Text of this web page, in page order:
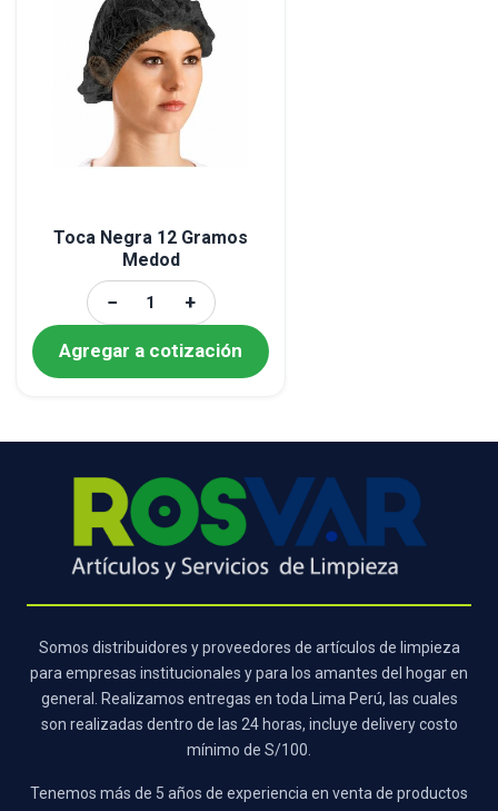
Toca Negra 12 Gramos
Medod
− +
Agregar a cotización
Somos distribuidores y proveedores de artículos de limpieza
para empresas institucionales y para los amantes del hogar en
general. Realizamos entregas en toda Lima Perú, las cuales
son realizadas dentro de las 24 horas, incluye delivery costo
mínimo de S/100.
Tenemos más de 5 años de experiencia en venta de productos